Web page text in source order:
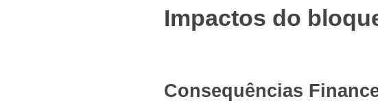
Impactos do
Consequências